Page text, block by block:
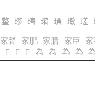
𤨣 𤨤 𤨥 𤨦 𤨧 𤨨 𤨩
家聲 家肥 家膳 家臣
𥄣 𥄤 𥄥 為 為 為 為